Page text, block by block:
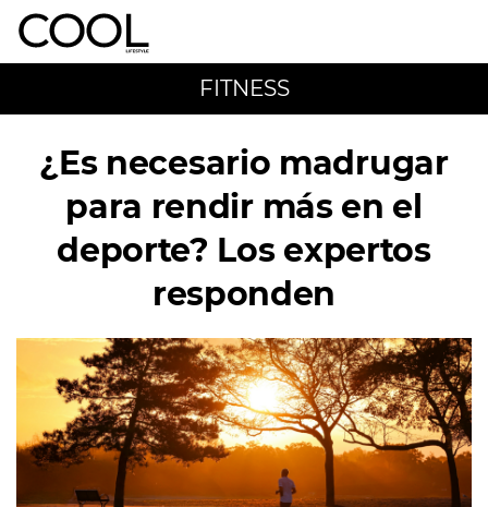
FITNESS
¿Es necesario madrugar
para rendir más en el
deporte? Los expertos
responden